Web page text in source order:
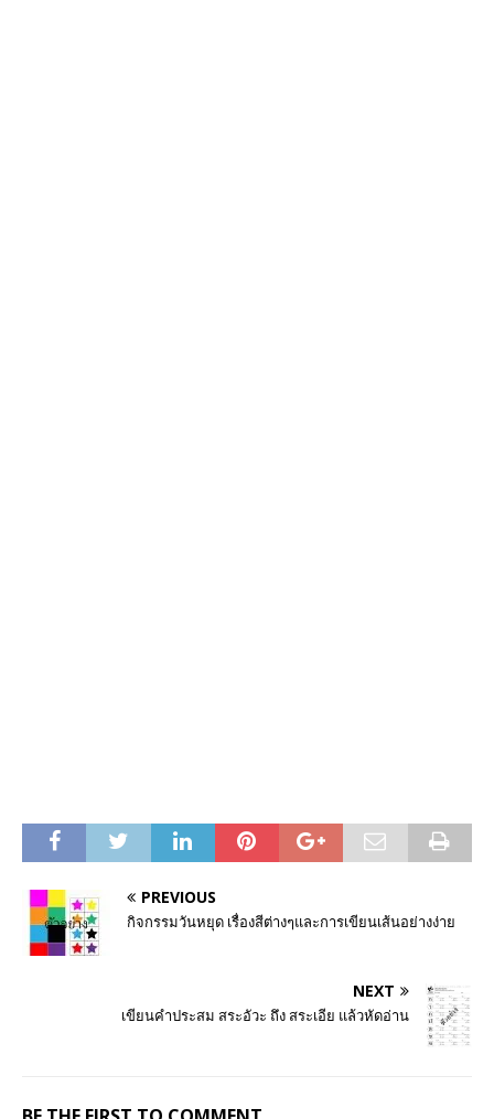
PREVIOUS
กิจกรรมวันหยุด เรื่องสีต่างๆและการเขียนเส้นอย่างง่าย
NEXT
เขียนคำประสม สระอัวะ ถึง สระเอีย แล้วหัดอ่าน